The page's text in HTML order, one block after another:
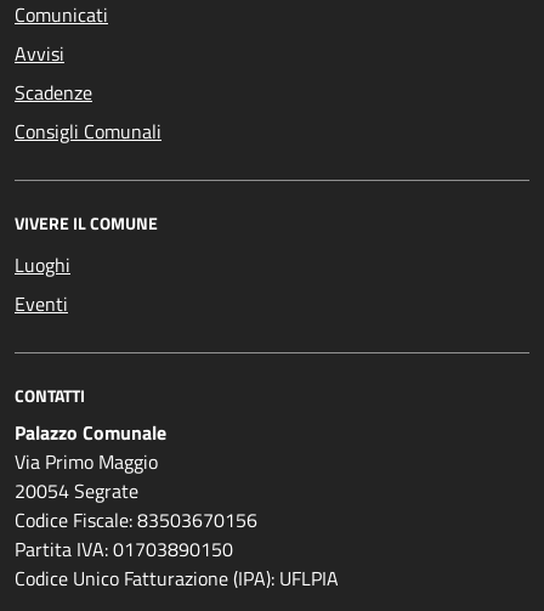
Comunicati
Avvisi
Scadenze
Consigli Comunali
VIVERE IL COMUNE
Luoghi
Eventi
CONTATTI
Palazzo Comunale
Via Primo Maggio
20054 Segrate
Codice Fiscale: 83503670156
Partita IVA: 01703890150
Codice Unico Fatturazione (IPA): UFLPIA